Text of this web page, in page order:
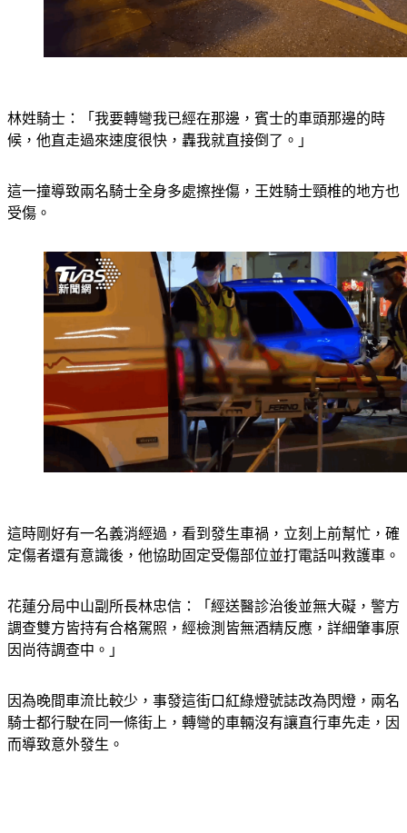
林姓騎士：「我要轉彎我已經在那邊，賓士的車頭那邊的時
這一撞導致兩名騎士全身多處擦挫傷，王姓騎士頸椎的地方也
這時剛好有一名義消經過，看到發生車禍，立刻上前幫忙，確
花蓮分局中山副所長林忠信：「經送醫診治後並無大礙，警方
調查雙方皆持有合格駕照，經檢測皆無酒精反應，詳細肇事原
因為晚間車流比較少，事發這街口紅綠燈號誌改為閃燈，兩名
騎士都行駛在同一條街上，轉彎的車輛沒有讓直行車先走，因